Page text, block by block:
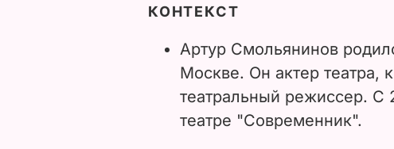
КОНТЕКСТ
Артур Смольянинов
Москве. Он актер театра,
театральный режиссер. С
театре "Современник".